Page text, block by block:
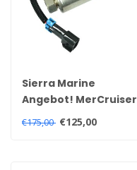
Sierra Marine
Angebot! MerCruiser
Sierra
€175,00 €125,00